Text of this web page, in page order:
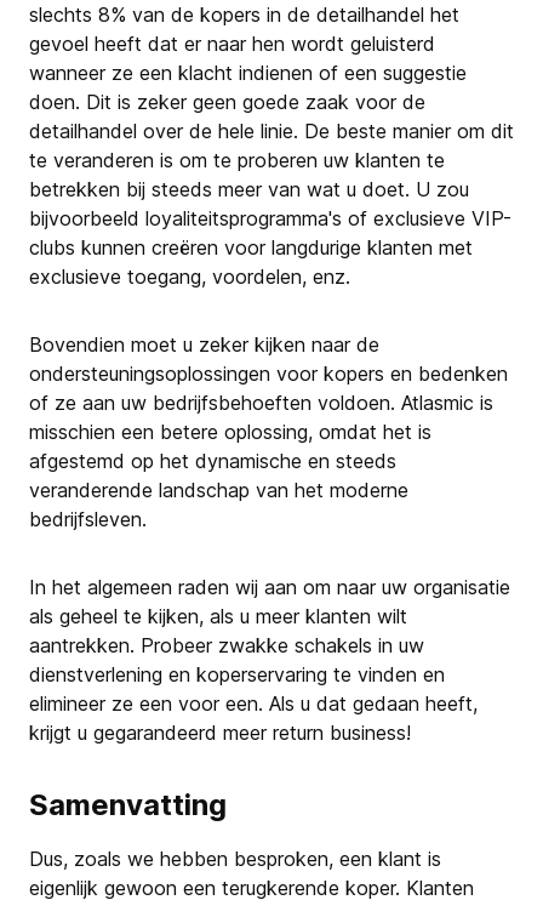
slechts 8% van de kopers in de detailhandel het
gevoel heeft dat er naar hen wordt geluisterd
wanneer ze een klacht indienen of een suggestie
doen. Dit is zeker geen goede zaak voor de
detailhandel over de hele linie. De beste manier om dit
te veranderen is om te proberen uw klanten te
betrekken bij steeds meer van wat u doet. U zou
bijvoorbeeld loyaliteitsprogramma's of exclusieve VIP-
clubs kunnen creëren voor langdurige klanten met
exclusieve toegang, voordelen, enz.
Bovendien moet u zeker kijken naar de
ondersteuningsoplossingen voor kopers en bedenken
of ze aan uw bedrijfsbehoeften voldoen. Atlasmic is
misschien een betere oplossing, omdat het is
afgestemd op het dynamische en steeds
veranderende landschap van het moderne
bedrijfsleven.
In het algemeen raden wij aan om naar uw organisatie
als geheel te kijken, als u meer klanten wilt
aantrekken. Probeer zwakke schakels in uw
dienstverlening en koperservaring te vinden en
elimineer ze een voor een. Als u dat gedaan heeft,
krijgt u gegarandeerd meer return business!
Samenvatting
Dus, zoals we hebben besproken, een klant is
eigenlijk gewoon een terugkerende koper. Klanten